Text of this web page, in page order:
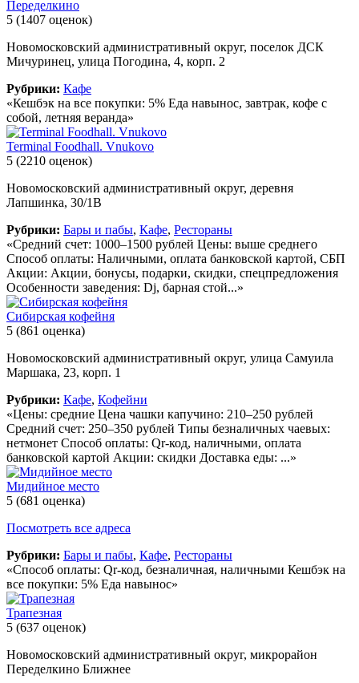
Переделкино
5 (1407 оценок)
Новомосковский административный округ, поселок ДСК
Мичуринец, улица Погодина, 4, корп. 2
Рубрики: Кафе
«Кешбэк на все покупки: 5% Еда навынос, завтрак, кофе с
собой, летняя веранда»
Terminal Foodhall. Vnukovo
5 (2210 оценок)
Новомосковский административный округ, деревня
Лапшинка, 30/1В
Рубрики: Бары и пабы, Кафе, Рестораны
«Средний счет: 1000–1500 рублей Цены: выше среднего
Способ оплаты: Наличными, оплата банковской картой, СБП
Акции: Акции, бонусы, подарки, скидки, спецпредложения
Особенности заведения: Dj, барная стой...»
Сибирская кофейня
5 (861 оценка)
Новомосковский административный округ, улица Самуила
Маршака, 23, корп. 1
Рубрики: Кафе, Кофейни
«Цены: средние Цена чашки капучино: 210–250 рублей
Средний счет: 250–350 рублей Типы безналичных чаевых:
нетмонет Способ оплаты: Qr-код, наличными, оплата
банковской картой Акции: скидки Доставка еды: ...»
Мидийное место
5 (681 оценка)
Посмотреть все адреса
Рубрики: Бары и пабы, Кафе, Рестораны
«Способ оплаты: Qr-код, безналичная, наличными Кешбэк на
все покупки: 5% Еда навынос»
Трапезная
5 (637 оценок)
Новомосковский административный округ, микрорайон
Переделкино Ближнее